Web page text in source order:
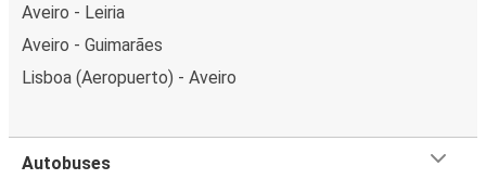
Aveiro - Leiria
Aveiro - Guimarães
Lisboa (Aeropuerto) - Aveiro
Autobuses